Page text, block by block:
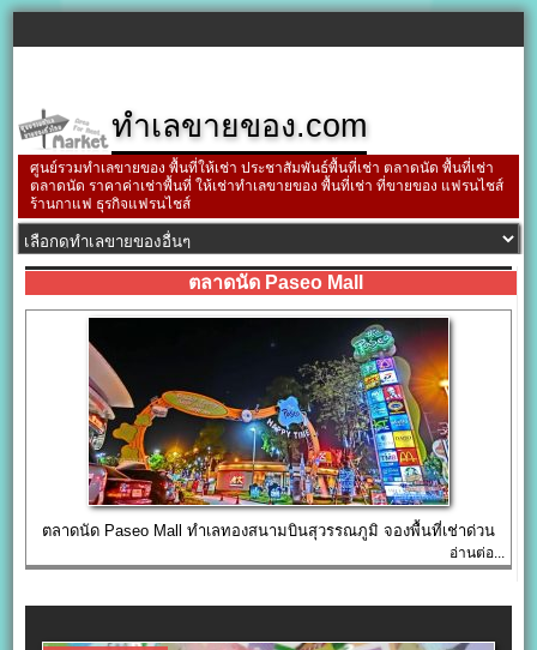
ทำเลขายของ.com
ศูนย์รวมทำเลขายของ พื้นที่ให้เช่า ประชาสัมพันธ์พื้นที่เช่า ตลาดนัด พื้นที่เช่า
ตลาดนัด ราคาค่าเช่าพื้นที่ ให้เช่าทำเลขายของ พื้นที่เช่า ที่ขายของ แฟรนไชส์
ร้านกาแฟ ธุรกิจแฟรนไชส์
ตลาดนัด Paseo Mall
ตลาดนัด Paseo Mall ทำเลทองสนามบินสุวรรณภูมิ จองพื้นที่เช่าด่วน
อ่านต่อ...